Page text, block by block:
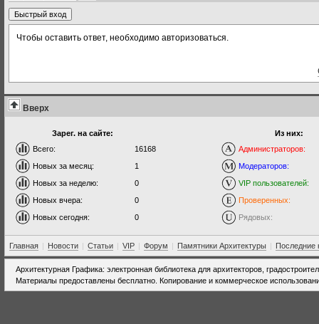
Чтобы оставить ответ, необходимо авторизоваться.
Вверх
Зарег. на сайте:
Всего:
16168
Новых за месяц:
1
Новых за неделю:
0
Новых вчера:
0
Новых сегодня:
0
Из них:
Администраторов:
Модераторов:
VIP пользователей:
Проверенных:
Рядовых:
Главная | Новости | Статьи | VIP | Форум | Памятники Архитектуры | Последние
Архитектурная Графика: электронная библиотека для архитекторов,
Материалы предоставлены бесплатно. Копирование и коммерческое